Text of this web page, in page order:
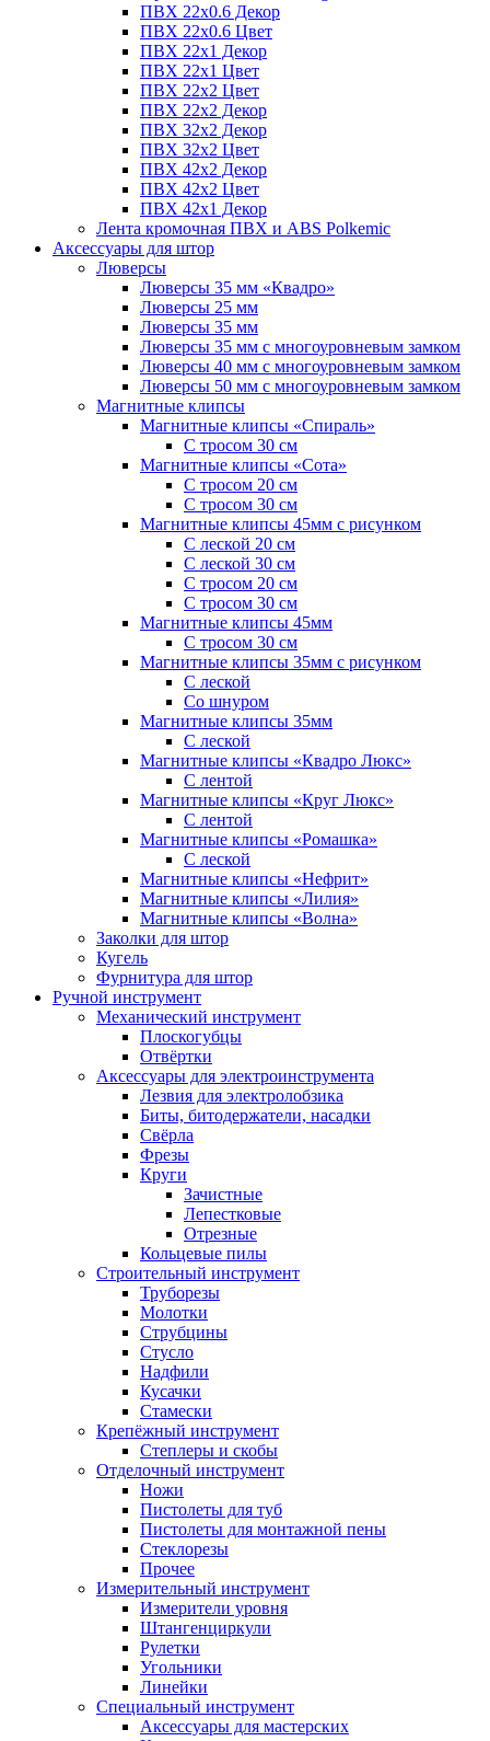
ПВХ 22x0.6 Декор
ПВХ 22x0.6 Цвет
ПВХ 22x1 Декор
ПВХ 22x1 Цвет
ПВХ 22x2 Цвет
ПВХ 22x2 Декор
ПВХ 32x2 Декор
ПВХ 32x2 Цвет
ПВХ 42x2 Декор
ПВХ 42x2 Цвет
ПВХ 42x1 Декор
Лента кромочная ПВХ и ABS Polkemic
Аксессуары для штор
Люверсы
Люверсы 35 мм «Квадро»
Люверсы 25 мм
Люверсы 35 мм
Люверсы 35 мм с многоуровневым замком
Люверсы 40 мм с многоуровневым замком
Люверсы 50 мм с многоуровневым замком
Магнитные клипсы
Магнитные клипсы «Спираль»
С тросом 30 см
Магнитные клипсы «Сота»
С тросом 20 см
С тросом 30 см
Магнитные клипсы 45мм с рисунком
С леской 20 см
С леской 30 см
С тросом 20 см
С тросом 30 см
Магнитные клипсы 45мм
С тросом 30 см
Магнитные клипсы 35мм с рисунком
С леской
Со шнуром
Магнитные клипсы 35мм
С леской
Магнитные клипсы «Квадро Люкс»
С лентой
Магнитные клипсы «Круг Люкс»
С лентой
Магнитные клипсы «Ромашка»
С леской
Магнитные клипсы «Нефрит»
Магнитные клипсы «Лилия»
Магнитные клипсы «Волна»
Заколки для штор
Кугель
Фурнитура для штор
Ручной инструмент
Механический инструмент
Плоскогубцы
Отвёртки
Аксессуары для электроинструмента
Лезвия для электролобзика
Биты, битодержатели, насадки
Свёрла
Фрезы
Круги
Зачистные
Лепестковые
Отрезные
Кольцевые пилы
Строительный инструмент
Труборезы
Молотки
Струбцины
Стусло
Надфили
Кусачки
Стамески
Крепёжный инструмент
Степлеры и скобы
Отделочный инструмент
Ножи
Пистолеты для туб
Пистолеты для монтажной пены
Стеклорезы
Прочее
Измерительный инструмент
Измерители уровня
Штангенциркули
Рулетки
Угольники
Линейки
Специальный инструмент
Аксессуары для мастерских